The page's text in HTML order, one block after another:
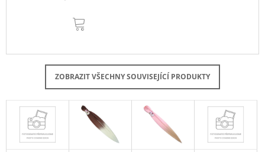
ZOBRAZIT VŠECHNY SOUVISEJÍCÍ PRODUKTY